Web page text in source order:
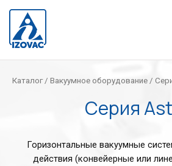
содержимому
Каталог/ Вакуумное оборудование /
Серия
Горизонтальные вакуумные
действия (конвейерные или